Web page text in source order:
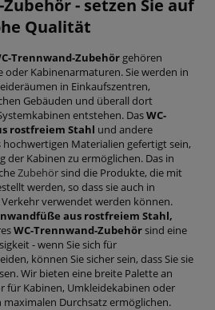
Zubehör- setzen Sie auf
Qualität
Trennwand-Zubehör gehören
oder Kabinenarmaturen. Sie werden in
in Einkaufszentren,
Gebäuden und überall dort
entstehen. DasWC-
rostfreiem Stahl und andere
Materialien gefertigt sein,
der Kabinen zu ermöglichen. Das in
Zubehörsind die Produkte, die mit
werden, so dass sie auch in
verwendet werden können.
aus rostfreiem Stahl,
WC-Trennwand-Zubehörsind eine
- wenn Sie sich für
können Sie sicher sein, dass Sie sie
Wir bieten eine breite Palette an
Kabinen, Umkleidekabinen oder
Durchsatz ermöglichen.